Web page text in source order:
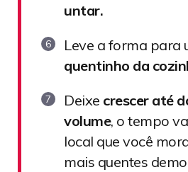
untar.
Leve a forma para
quentinho da
Deixe crescer até
volume, o tempo
local que você
mais quentes